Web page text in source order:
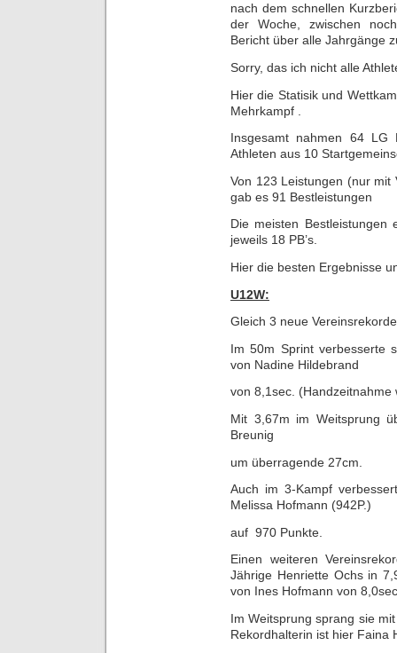
nach dem schnellen
der Woche, zwischen
Bericht über alle Jahrgänge
Sorry, das ich nicht alle
Hier die Statisik und
Mehrkampf .
Insgesamt nahmen 64 LG
Athleten aus 10
Von 123 Leistungen (nur mit
gab es 91 Bestleistungen
Die meisten Bestleistungen
jeweils 18 PB’s.
Hier die besten Ergebnisse
U12W:
Gleich 3 neue
Im 50m Sprint verbesserte
von Nadine Hildebrand
von 8,1sec. (Handzeitnahme
Mit 3,67m im Weitsprung
Breunig
um überragende 27cm.
Auch im 3-Kampf
Melissa Hofmann (942P.)
auf 970 Punkte.
Einen weiteren
Jährige Henriette Ochs in
von Ines Hofmann von
Im Weitsprung sprang sie
Rekordhalterin ist hier Faina